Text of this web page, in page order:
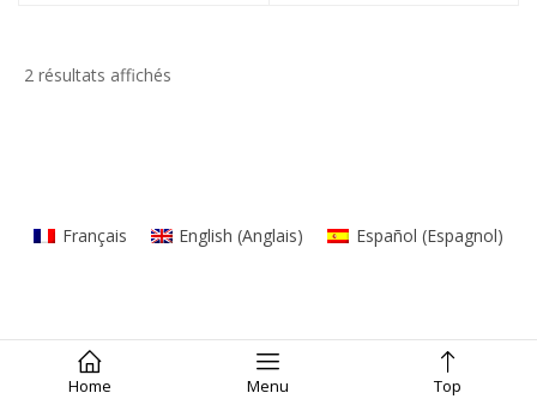
Home Menu Top
2 résultats affichés
Français English (Anglais) Español (Espagnol)